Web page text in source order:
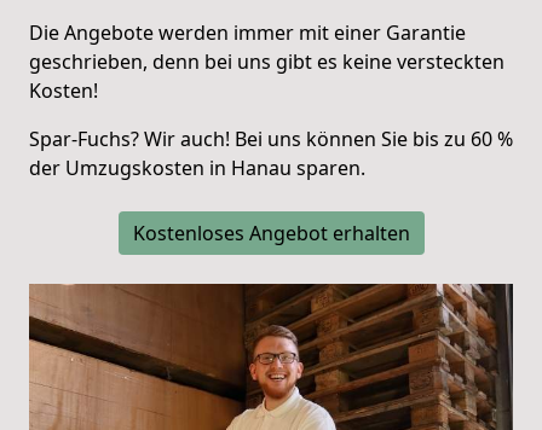
Die Angebote werden immer mit einer Garantie
geschrieben, denn bei uns gibt es keine versteckten
Kosten!
Spar-Fuchs? Wir auch! Bei uns können Sie bis zu 60 %
der Umzugskosten in Hanau sparen.
Kostenloses Angebot erhalten